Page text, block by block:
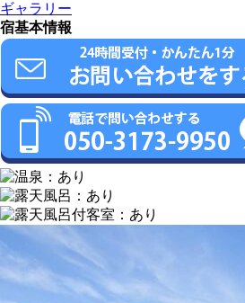
ギャラリー
宿基本情報